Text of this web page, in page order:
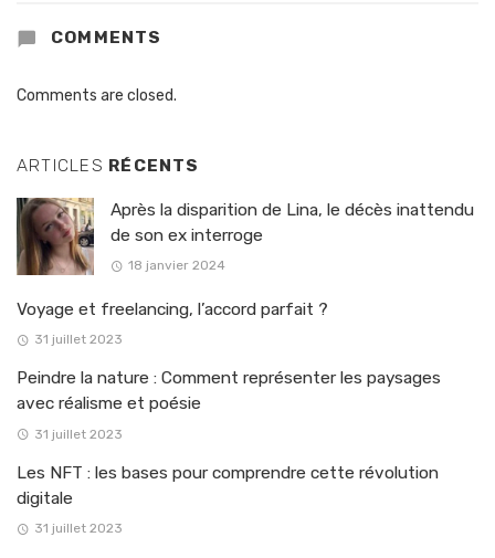
COMMENTS
Comments are closed.
ARTICLES RÉCENTS
Après la disparition de Lina, le décès inattendu
de son ex interroge
18 janvier 2024
Voyage et freelancing, l’accord parfait ?
31 juillet 2023
Peindre la nature : Comment représenter les paysages
avec réalisme et poésie
31 juillet 2023
Les NFT : les bases pour comprendre cette révolution
digitale
31 juillet 2023